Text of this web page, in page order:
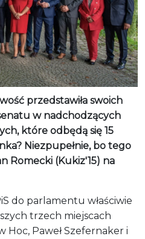
przedstawiła swoich
w nadchodzących
które odbędą się 15
Niezpupełnie, bo tego
Romecki (Kukiz'15) na
do parlamentu właściwie
trzech miejscach
Hoc, Paweł Szefernaker i